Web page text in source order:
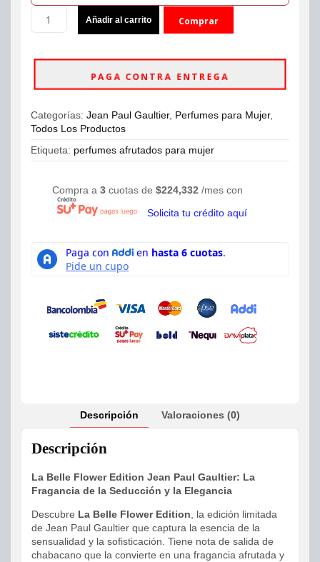
Belle
Gaultier
100ML
Mujer
cantidad
Añadir al carrito Comprar
PAGA CONTRA ENTREGA
Categorías: Jean Paul Gaultier, Perfumes para Mujer,
Todos Los Productos
Etiqueta: perfumes afrutados para mujer
Compra a 3 cuotas de $224,332 /mes con
Solicita tu crédito aquí
Descripción Valoraciones (0)
Descripción
La Belle Flower Edition Jean Paul Gaultier: La
Fragancia de la Seducción y la Elegancia
Descubre La Belle Flower Edition, la edición limitada
de Jean Paul Gaultier que captura la esencia de la
sensualidad y la sofisticación. Tiene nota de salida de
chabacano que la convierte en una fragancia afrutada y